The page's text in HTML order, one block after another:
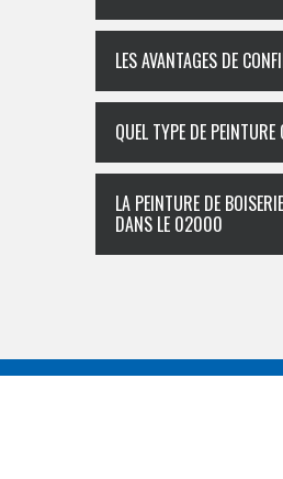
LES AVANTAGES DE
QUEL TYPE DE
LA PEINTURE DE
DANS LE 02000